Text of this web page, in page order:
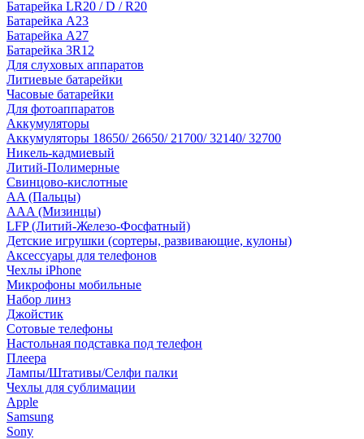
Батарейка LR20 / D / R20
Батарейка A23
Батарейка A27
Батарейка 3R12
Для слуховых аппаратов
Литиевые батарейки
Часовые батарейки
Для фотоаппаратов
Аккумуляторы
Аккумуляторы 18650/ 26650/ 21700/ 32140/ 32700
Никель-кадмиевый
Литий-Полимерные
Свинцово-кислотные
AA (Пальцы)
AAA (Мизинцы)
LFP (Литий-Железо-Фосфатный)
Детские игрушки (сортеры, развивающие, кулоны)
Аксессуары для телефонов
Чехлы iPhone
Микрофоны мобильные
Набор линз
Джойстик
Сотовые телефоны
Настольная подставка под телефон
Плеера
Лампы/Штативы/Селфи палки
Чехлы для сублимации
Apple
Samsung
Sony